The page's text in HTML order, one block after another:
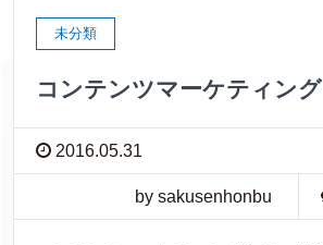
未分類
コンテンツマーケティング
2016.05.31
by sakusenhonbu